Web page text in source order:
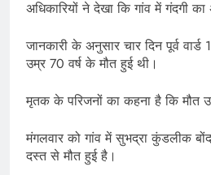
अधिकारियों ने देखा कि गांव में गंदगी
जानकारी के अनुसार चार दिन पूर्व वार्ड
उम्र 70 वर्ष के मौत हुई थी।
मृतक के परिजनों का कहना है कि मौत
मंगलवार को गांव में सुभद्रा कुंडलीक
दस्त से मौत हुई है।